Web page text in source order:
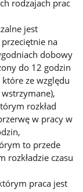
rodzajach prac
jest
na
dobowy
do 12 godzin
ze względu
rozkład
w pracy w
to przede
rozkładzie czasu
praca jest